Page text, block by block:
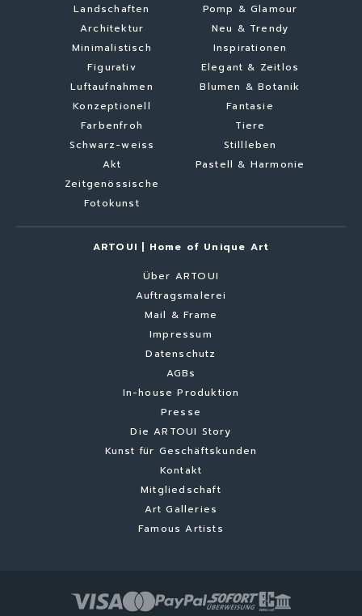
Landschaften
Architektur
Minimalistisch
Figurativ
Luftaufnahmen
Konzeptionell
Farbenfroh
Schwarz-weiss
Akt
Zeitgenössische
Fotokunst
Pomp & Glamour
Neu & Trendy
Inspirationen
Elegant & Zeitlos
Blumen & Botanik
Fantasie
Tiere
Stillleben
Pastell & Harmonie
ARTOUI | Home of Unique Art
Über ARTOUI
Auftragsmalerei
Mail & Frame
Impressum
Datenschutz
AGBs
In-house Produktion
Presse
Die ARTOUI Story
Kunst für Geschäftskunden
Kontakt
Mitgliedschaft
Art Galleries
Famous Artists